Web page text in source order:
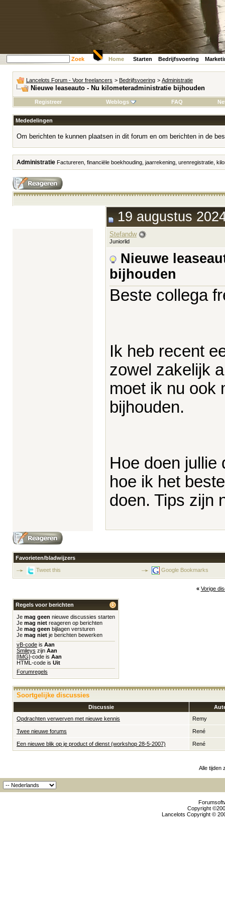
Zoek Home Starten Bedrijfsvoering
Lancelots Forum - Voor freelancers > Bedrijfsvoering > Administratie
Nieuwe leaseauto - Nu kilometeradministratie bijhouden
Registreer Weblogs FAQ
Mededelingen
Om berichten te kunnen plaatsen in dit forum en om berichten in de
Administratie Factureren, financiële boekhouding, jaarrekening, urenregistratie,
19 augustus
Stefandw
Juniorlid
Nieuwe
bijhouden
Beste collega
Ik heb recent
zowel zakelijk
moet ik nu ook
bijhouden.
Hoe doen jullie
hoe ik het
doen. Tips zijn
Favorieten/bladwijzers
Tweet this
Google Bookmarks
« Vorige
Regels voor berichten
Je mag geen nieuwe discussies starten
Je mag niet reageren op berichten
Je mag geen bijlagen versturen
Je mag niet je berichten bewerken
vB-code is Aan
Smileys zijn Aan
[IMG]-code is Aan
HTML-code is Uit
Forumregels
Soortgelijke discussies
Discussie
Opdrachten verwerven met nieuwe kennis
Remy
Twee nieuwe forums René
Een nieuwe blik op je product of dienst (workshop 28-5-2007) René
Alle tijden
Copyright
Lancelots Copyright ©